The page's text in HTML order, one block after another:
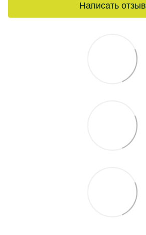
Написать отзыв